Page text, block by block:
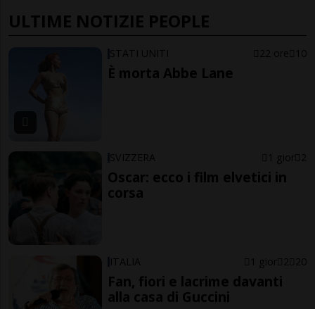
ULTIME NOTIZIE PEOPLE
STATI UNITI 22 ore 10
È morta Abbe Lane
SVIZZERA 1 gior 2
Oscar: ecco i film elvetici in
corsa
ITALIA 1 gior 2 20
Fan, fiori e lacrime davanti
alla casa di Guccini